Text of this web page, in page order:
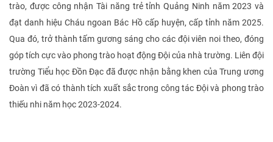
trào, được công nhận Tài năng trẻ tỉnh Quảng Ninh năm 2023 và
đạt danh hiệu Cháu ngoan Bác Hồ cấp huyện, cấp tỉnh năm 2025.
Qua đó, trở thành tấm gương sáng cho các đội viên noi theo, đóng
góp tích cực vào phong trào hoạt động Đội của nhà trường. Liên đội
trường Tiểu học Đồn Đạc đã được nhận bằng khen của Trung ương
Đoàn vì đã có thành tích xuất sắc trong công tác Đội và phong trào
thiếu nhi năm học 2023-2024.